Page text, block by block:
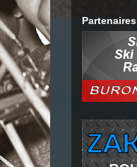
Partenaires